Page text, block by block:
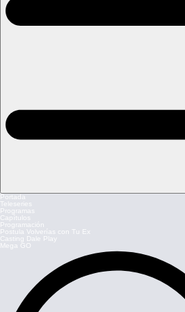
Portada
Teleseries
Programas
Capítulos
Programación
Postula Volverías con Tu Ex
Casting Dale Play
Mega GO